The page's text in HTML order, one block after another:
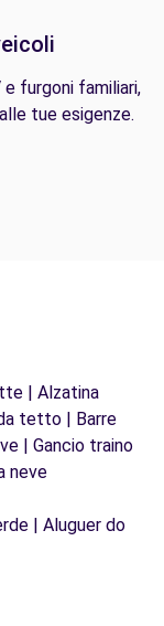
furgoni familiari,
tue esigenze.
| Alzatina
tetto | Barre
| Gancio traino
neve
| Aluguer do